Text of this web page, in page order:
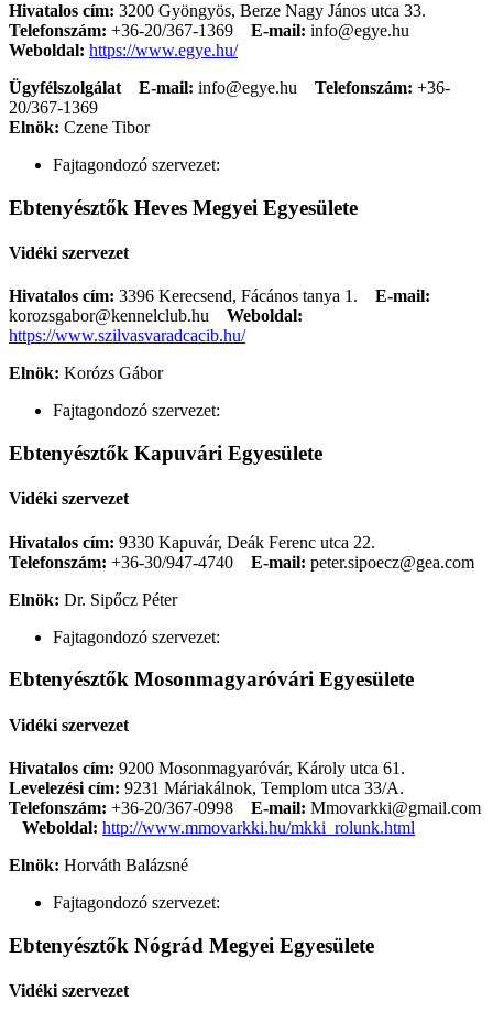
Hivatalos cím: 3200 Gyöngyös, Berze Nagy János utca 33.
Telefonszám: +36-20/367-1369 E-mail: info@egye.hu
Weboldal: https://www.egye.hu/
Ügyfélszolgálat
E-mail: info@egye.hu Telefonszám: +36-
20/367-1369
Elnök: Czene Tibor
Fajtagondozó szervezet:
Ebtenyésztők Heves Megyei Egyesülete
Vidéki szervezet
Hivatalos cím: 3396 Kerecsend, Fácános tanya 1. E-mail:
korozsgabor@kennelclub.hu
Weboldal:
https://www.szilvasvaradcacib.hu/
Elnök: Korózs Gábor
Fajtagondozó szervezet:
Ebtenyésztők Kapuvári Egyesülete
Vidéki szervezet
Hivatalos cím: 9330 Kapuvár, Deák Ferenc utca 22.
Telefonszám: +36-30/947-4740 E-mail: peter.sipoecz@gea.com
Elnök: Dr. Sipőcz Péter
Fajtagondozó szervezet:
Ebtenyésztők Mosonmagyaróvári Egyesülete
Vidéki szervezet
Hivatalos cím: 9200 Mosonmagyaróvár, Károly utca 61.
Levelezési cím: 9231 Máriakálnok, Templom utca 33/A.
Telefonszám: +36-20/367-0998 E-mail: Mmovarkki@gmail.com
Weboldal: http://www.mmovarkki.hu/mkki_rolunk.html
Elnök: Horváth Balázsné
Fajtagondozó szervezet:
Ebtenyésztők Nógrád Megyei Egyesülete
Vidéki szervezet